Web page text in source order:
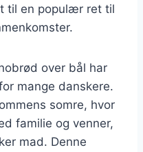
til en populær ret til
over bål har
mange danskere.
somre, hvor
familie og venner,
mad. Denne